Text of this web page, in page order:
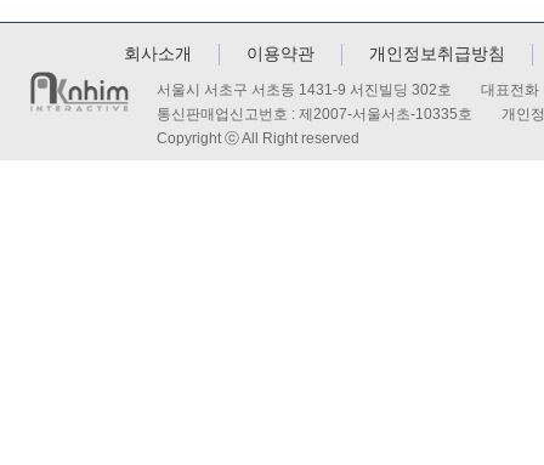
회사소개 이용약관 개인정보취급방침
서울시 서초구 서초동 1431-9 서진빌딩 302호 대표
통신판매업신고번호 : 제2007-서울서초-10335호 개인정
Copyright ⓒ All Right reserved